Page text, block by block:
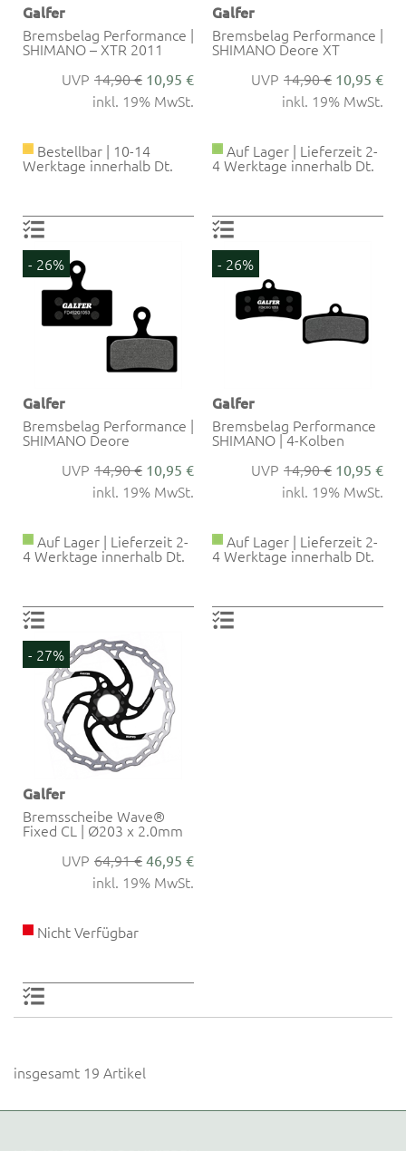
Galfer
Bremsbelag Performance |
SHIMANO – XTR 2011
14,90 € 10,95 €
inkl. 19% MwSt.
Bestellbar | 10-14
Werktage innerhalb Dt.
Galfer
Bremsbelag Performance |
SHIMANO Deore XT
14,90 € 10,95 €
inkl. 19% MwSt.
Auf Lager | Lieferzeit 2-
4 Werktage innerhalb Dt.
- 26%
Galfer
Bremsbelag Performance |
SHIMANO Deore
14,90 € 10,95 €
inkl. 19% MwSt.
Auf Lager | Lieferzeit 2-
4 Werktage innerhalb Dt.
- 26%
Galfer
Bremsbelag Performance
SHIMANO | 4-Kolben
14,90 € 10,95 €
inkl. 19% MwSt.
Auf Lager | Lieferzeit 2-
4 Werktage innerhalb Dt.
- 27%
Galfer
Bremsscheibe Wave®
Fixed CL | Ø203 x 2.0mm
64,91 € 46,95 €
inkl. 19% MwSt.
Nicht Verfügbar
insgesamt 19 Artikel